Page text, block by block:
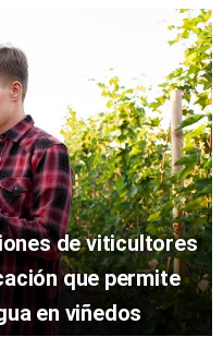
de viticultores
que permite
en viñedos